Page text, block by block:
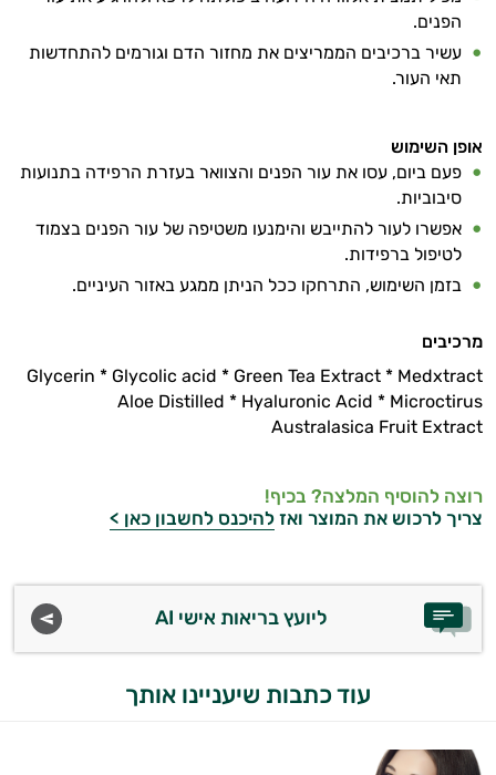
מבפנים
סרומים
שמני
בסיס
שמנים
אורגנית
מותגים
הפה
טיפוח
הפנים.
עשיר ברכיבים הממריצים את מחזור הדם וגורמים להתחדשות
תאי העור.
אופן השימוש
פעם ביום, עסו את עור הפנים והצוואר בעזרת הרפידה בתנועות
סיבוביות.
אפשרו לעור להתייבש והימנעו משטיפה של עור הפנים בצמוד
לטיפול ברפידות.
בזמן השימוש, התרחקו ככל הניתן ממגע באזור העיניים.
מרכיבים
Glycerin * Glycolic acid * Green Tea Extract * Medxtract
Aloe Distilled * Hyaluronic Acid * Microctirus
Australasica Fruit Extract
רוצה להוסיף המלצה? בכיף!
צריך לרכוש את המוצר ואז להיכנס לחשבון כאן >
ליועץ בריאות אישי AI
עוד כתבות שיעניינו אותך